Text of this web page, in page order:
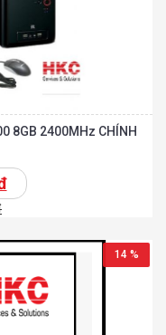
8GB 2400MHz CHÍNH
14 %